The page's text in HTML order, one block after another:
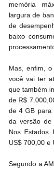
memória
largura de
de
baixo
Mas, enfim,
você vai ter
que também
de R$
de 4 GB para
da versão
Nos Estados
US$ 700,00 e
Segundo a